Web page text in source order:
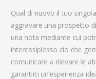
Qual di nuovo il tuo
aggravare una prospetto
una nota mediante cui
interessiplesso cio che
comunicare a rilevare le
garantirti un’esperienza